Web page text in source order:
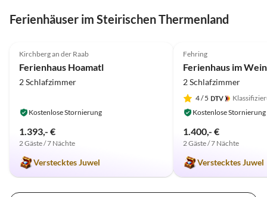
Ferienhäuser im Steirischen Thermenland
Kirchberg an der Raab
Ferienhaus Hoamatl
2 Schlafzimmer
Kostenlose Stornierung
1.393,- €
2 Gäste / 7 Nächte
Verstecktes Juwel
Fehring
2 Schlafzimmer
4/ 5
Kostenlose Stornierung
1.400,- €
2 Gäste / 7 Nächte
Verstecktes Juwel